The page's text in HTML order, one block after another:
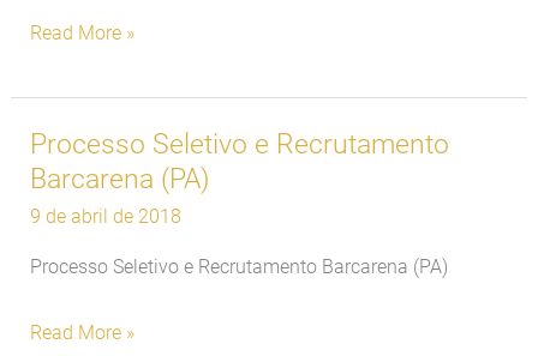
em
até
dia
10
Read More »
Processo Seletivo e Recrutamento
Barcarena (PA)
9 de abril de 2018
Processo Seletivo e Recrutamento Barcarena (PA)
Processo
Seletivo
e
(PA)
Read More »